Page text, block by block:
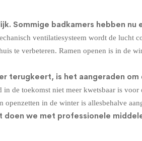
Sommige badkamers hebben
ventilatiesysteem wordt de lucht
te verbeteren. Ramen openen is in de
terugkeert, is het aangeraden om
de toekomst niet meer kwetsbaar is
openzetten in de winter is allesbehalve
doen we met professionele